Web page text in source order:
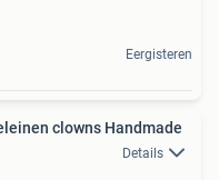
Eergisteren
clowns Handmade
Details